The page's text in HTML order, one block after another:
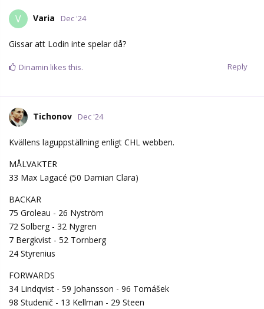
V Varia Dec '24
Gissar att Lodin inte spelar då?
Reply
Dinamin likes this.
Tichonov Dec '24
Kvällens laguppställning enligt CHL webben.
MÅLVAKTER
33 Max Lagacé (50 Damian Clara)
BACKAR
75 Groleau - 26 Nyström
72 Solberg - 32 Nygren
7 Bergkvist - 52 Tornberg
24 Styrenius
FORWARDS
34 Lindqvist - 59 Johansson - 96 Tomášek
98 Studenič - 13 Kellman - 29 Steen